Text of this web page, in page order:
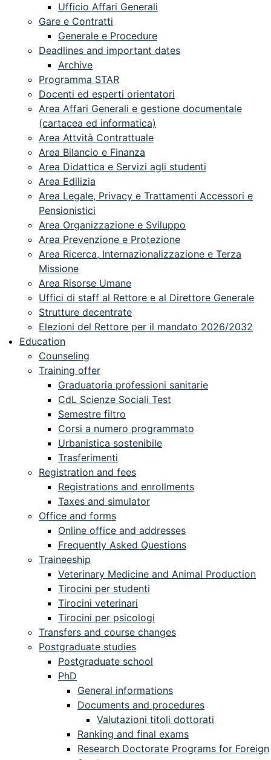
Ufficio Affari Generali
Gare e Contratti
Generale e Procedure
Deadlines and important dates
Archive
Programma STAR
Docenti ed esperti orientatori
Area Affari Generali e gestione documentale
(cartacea ed informatica)
Area Attvità Contrattuale
Area Bilancio e Finanza
Area Didattica e Servizi agli studenti
Area Edilizia
Area Legale, Privacy e Trattamenti Accessori e
Pensionistici
Area Organizzazione e Sviluppo
Area Prevenzione e Protezione
Area Ricerca, Internazionalizzazione e Terza
Missione
Area Risorse Umane
Uffici di staff al Rettore e al Direttore Generale
Strutture decentrate
Elezioni del Rettore per il mandato 2026/2032
Education
Counseling
Training offer
Graduatoria professioni sanitarie
CdL Scienze Sociali Test
Semestre filtro
Corsi a numero programmato
Urbanistica sostenibile
Trasferimenti
Registration and fees
Registrations and enrollments
Taxes and simulator
Office and forms
Online office and addresses
Frequently Asked Questions
Traineeship
Veterinary Medicine and Animal Production
Tirocini per studenti
Tirocini veterinari
Tirocini per psicologi
Transfers and course changes
Postgraduate studies
Postgraduate school
PhD
General informations
Documents and procedures
Valutazioni titoli dottorati
Ranking and final exams
Research Doctorate Programs for Foreign